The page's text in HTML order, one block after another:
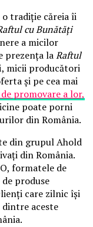
tradiție căreia îi
cu Bunătăți
a micilor
prezența laRaftul
micii producători
și pe cea mai
promovare a lor,
poate porni
din România.
din grupul Ahold
din România.
formatele de
produse
care zilnic își
dintre aceste